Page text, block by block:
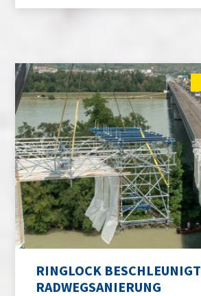
RINGLOCK BESCHLEUNIGT
RADWEGSANIERUNG